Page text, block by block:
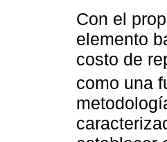
Con el
elemento
costo de
como una